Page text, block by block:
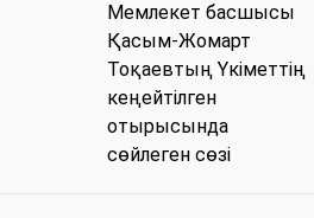
Мемлекет басшысы
Қасым-Жомарт
Тоқаевтың Үкіметтің
кеңейтілген
отырысында
сөйлеген сөзі